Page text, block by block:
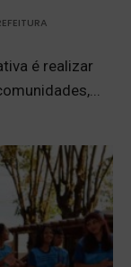
é realizar
...